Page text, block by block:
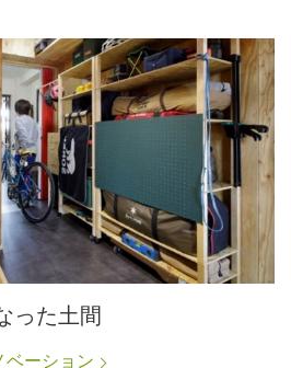
った土間
ーション